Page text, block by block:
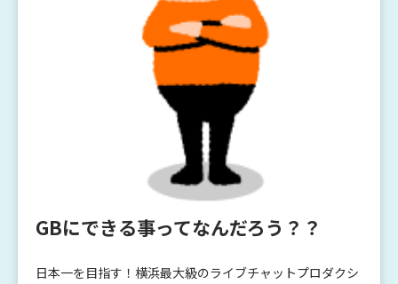
GBにできる事ってなんだろう？？
日本一を目指す！横浜最大級のライブチャットプロダクシ